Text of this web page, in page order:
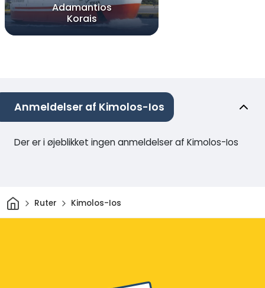
Adamantios
Korais
Anmeldelser af Kimolos-Ios
Der er i øjeblikket ingen anmeldelser af Kimolos-Ios
HjemRuter Kimolos-Ios